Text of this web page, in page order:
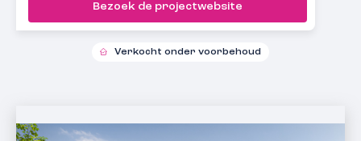
Bezoek de projectwebsite
Verkocht onder voorbehoud